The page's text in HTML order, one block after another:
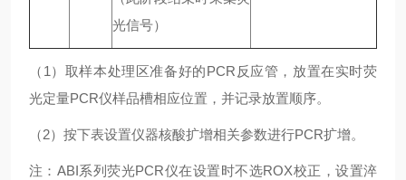
光信号）
（1）取样本处理区准备好的PCR反应管，放置在实时荧
光定量PCR仪样品槽相应位置，并记录放置顺序。
（2）按下表设置仪器核酸扩增相关参数进行PCR扩增。
注：ABI系列荧光PCR仪在设置时不选ROX校正，设置淬